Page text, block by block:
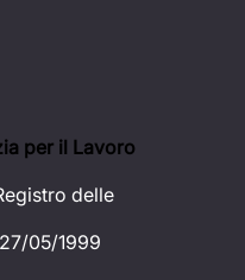
per il Lavoro
delle
05/1999